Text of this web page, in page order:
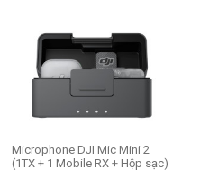
Microphone DJI Mic Mini 2
(1TX + 1 Mobile RX + Hộp sạc)